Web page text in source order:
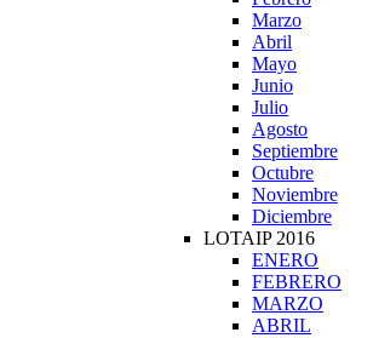
Marzo
Abril
Mayo
Junio
Julio
Agosto
Septiembre
Octubre
Noviembre
Diciembre
LOTAIP 2016
ENERO
FEBRERO
MARZO
ABRIL